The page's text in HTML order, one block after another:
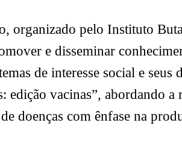
pelo Instituto
e disseminar
de interesse social e
vacinas”, abordando a
doenças com ênfase na